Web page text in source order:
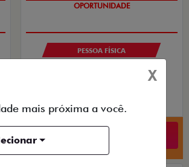
OPORTUNIDADE
PESSOA FÍSICA
X
mais próxima a você.